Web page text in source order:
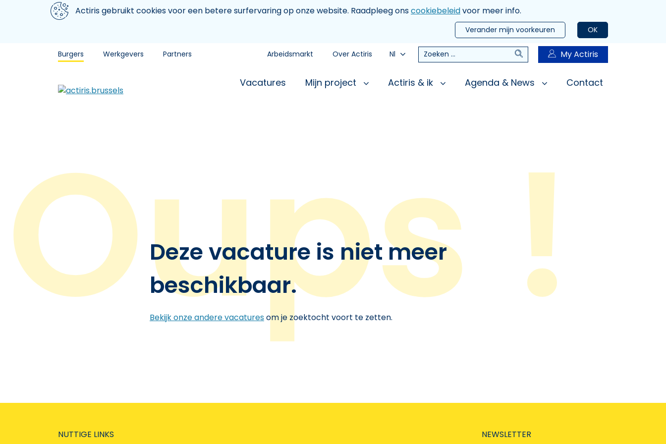
Aller au contenu principal
We gebruiken cookiesActiris gebruikt cookies voor een betere surfervaring op onze website. Raadpleeg onscookiebeleidvoor meer info.
OK
Verander mijn voorkeuren
Burgers Werkgevers Partners Arbeidsmarkt Over Actiris Nl Zoeken Zoeken My Actiris
Vacatures Mijn project Actiris & ik Agenda & News Contact
Deze vacature is niet meer
beschikbaar.
Bekijk onze andere vacaturesom je zoektocht voort te zetten.
NUTTIGE LINKS NEWSLETTER